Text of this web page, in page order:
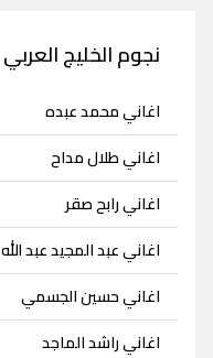
نجوم الخليج العربي
اغاني محمد عبده
اغاني طلال مداح
اغاني رابح صقر
اغاني عبد المجيد عبد الله
اغاني حسين الجسمي
اغاني راشد الماجد